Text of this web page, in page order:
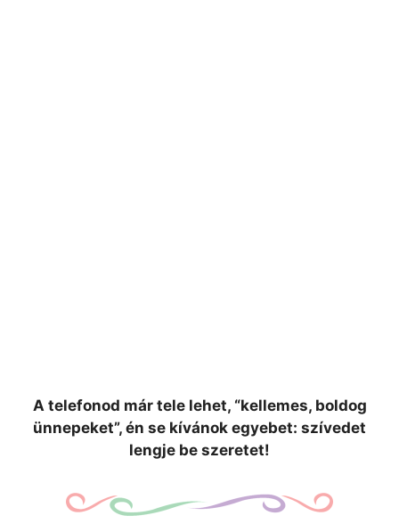
A telefonod már tele lehet, “kellemes, boldog
ünnepeket”, én se kívánok egyebet: szívedet
lengje be szeretet!